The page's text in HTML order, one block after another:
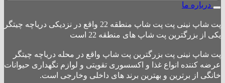
درباره ما
پت شاپ نینی پت پت شاپ منطقه 22 واقع در نزدیکی دریاچه چیتگر
یکی از بزرگترین پت شاپ های منطقه 22 است
پت شاپ نینی پت بزرگترین پت شاپ واقع در محله دریاچه چیتگر
عرضه کننده انواع غذا و اکسسوری تقویتی و لوازم نگهداری حیوانات
خانگی از برترین و بهترین برند های داخلی وخارجی است.